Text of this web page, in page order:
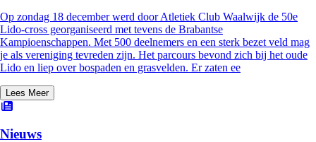
Op zondag 18 december werd door Atletiek Club Waalwijk de 50e
Lido-cross georganiseerd met tevens de Brabantse
Kampioenschappen. Met 500 deelnemers en een sterk bezet veld mag
je als vereniging tevreden zijn. Het parcours bevond zich bij het oude
Lido en liep over bospaden en grasvelden. Er zaten ee
Lees Meer
Nieuws